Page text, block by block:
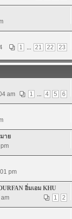
1
... 21 22 23
1
... 4 5 6
am
าย
pm
อิ่มเอม KHU
1
2